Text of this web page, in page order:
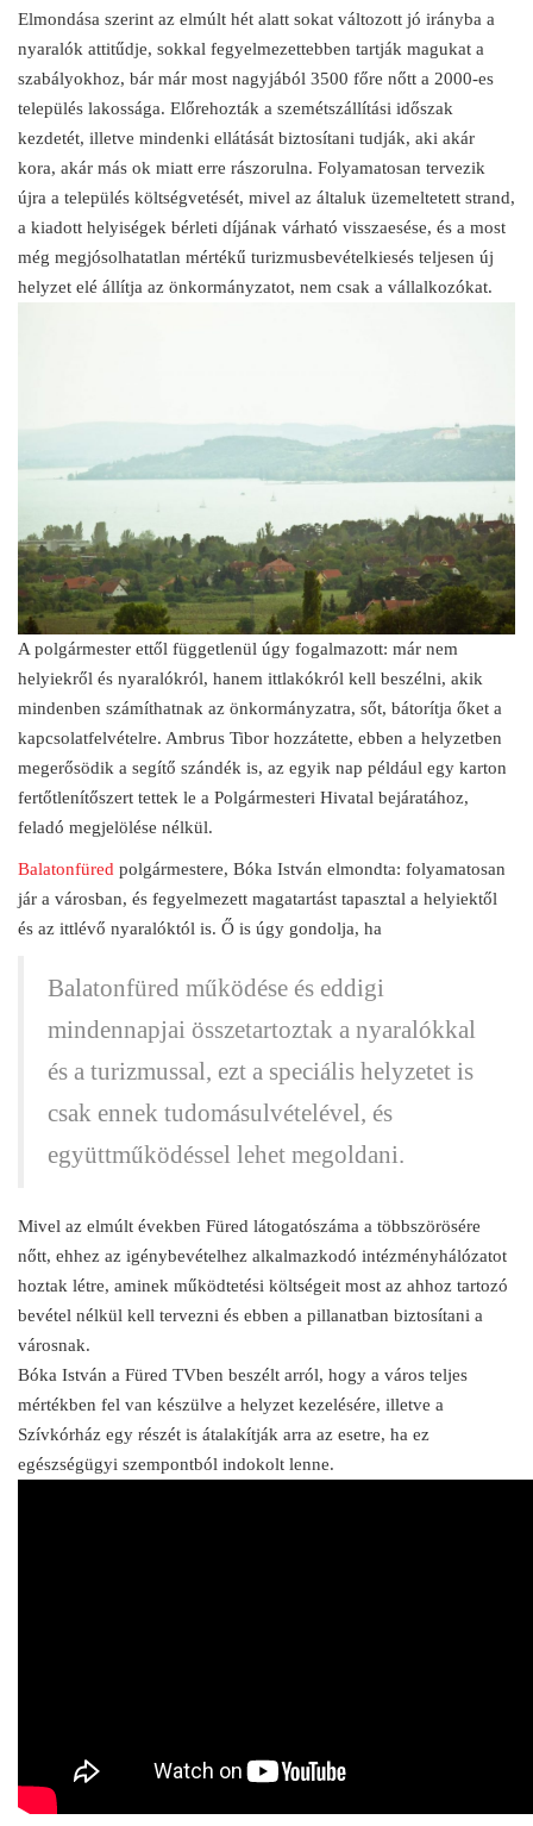
Elmondása szerint az elmúlt hét alatt sokat változott jó irányba a
nyaralók attitűdje, sokkal fegyelmezettebben tartják magukat a
szabályokhoz, bár már most nagyjából 3500 főre nőtt a 2000-es
település lakossága. Előrehozták a szemétszállítási időszak
kezdetét, illetve mindenki ellátását biztosítani tudják, aki akár
kora, akár más ok miatt erre rászorulna. Folyamatosan tervezik
újra a település költségvetését, mivel az általuk üzemeltetett strand,
a kiadott helyiségek bérleti díjának várható visszaesése, és a most
még megjósolhatatlan mértékű turizmusbevételkiesés teljesen új
helyzet elé állítja az önkormányzatot, nem csak a vállalkozókat.
A polgármester ettől függetlenül úgy fogalmazott: már nem
helyiekről és nyaralókról, hanem ittlakókról kell beszélni, akik
mindenben számíthatnak az önkormányzatra, sőt, bátorítja őket a
kapcsolatfelvételre. Ambrus Tibor hozzátette, ebben a helyzetben
megerősödik a segítő szándék is, az egyik nap például egy karton
fertőtlenítőszert tettek le a Polgármesteri Hivatal bejáratához,
feladó megjelölése nélkül.
Balatonfüred polgármestere, Bóka István elmondta: folyamatosan
jár a városban, és fegyelmezett magatartást tapasztal a helyiektől
és az ittlévő nyaralóktól is. Ő is úgy gondolja, ha
Balatonfüred működése és eddigi
mindennapjai összetartoztak a nyaralókkal
és a turizmussal, ezt a speciális helyzetet is
csak ennek tudomásulvételével, és
együttműködéssel lehet megoldani.
Mivel az elmúlt években Füred látogatószáma a többszörösére
nőtt, ehhez az igénybevételhez alkalmazkodó intézményhálózatot
hoztak létre, aminek működtetési költségeit most az ahhoz tartozó
bevétel nélkül kell tervezni és ebben a pillanatban biztosítani a
városnak.
Bóka István a Füred TVben beszélt arról, hogy a város teljes
mértékben fel van készülve a helyzet kezelésére, illetve a
Szívkórház egy részét is átalakítják arra az esetre, ha ez
egészségügyi szempontból indokolt lenne.